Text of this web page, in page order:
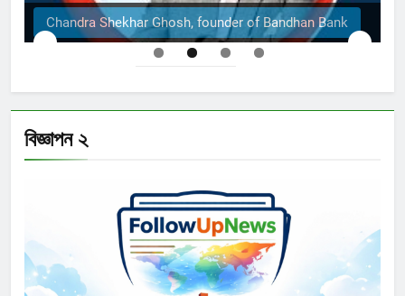
Chandra Shekhar Ghosh, founder of Bandhan Bank
বিজ্ঞাপন ২